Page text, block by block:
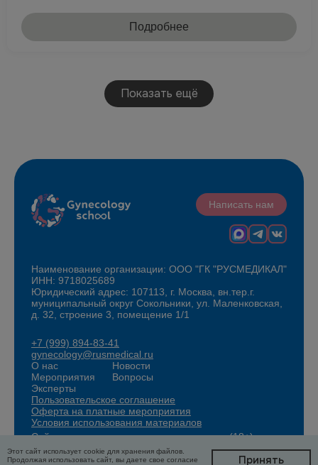
Подробнее
Показать ещё
Написать нам
Наименование организации: ООО "ГК "РУСМЕДИКАЛ"
ИНН: 9718025689
Юридический адрес: 107113, г. Москва, вн.тер.г.
муниципальный округ Сокольники, ул. Маленковская,
д. 32, строение 3, помещение 1/1
+7 (999) 894-83-41
gynecology@rusmedical.ru
О нас
Мероприятия
Эксперты
Новости
Вопросы
Пользовательское соглашение
Оферта на платные мероприятия
Условия использования материалов
Сайт для специалистов здравоохранения (18+)
Этот сайт использует cookie для хранения файлов.
Продолжая использовать сайт, вы даете свое согласие
Принять